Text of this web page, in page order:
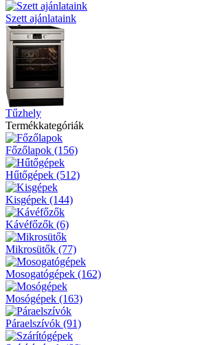
Szett ajánlataink
Tűzhely
Termékkategóriák
Főzőlapok (156)
Hűtőgépek (512)
Kisgépek (144)
Kávéfőzők (6)
Mikrosütők (77)
Mosogatógépek (162)
Mosógépek (163)
Páraelszívók (91)